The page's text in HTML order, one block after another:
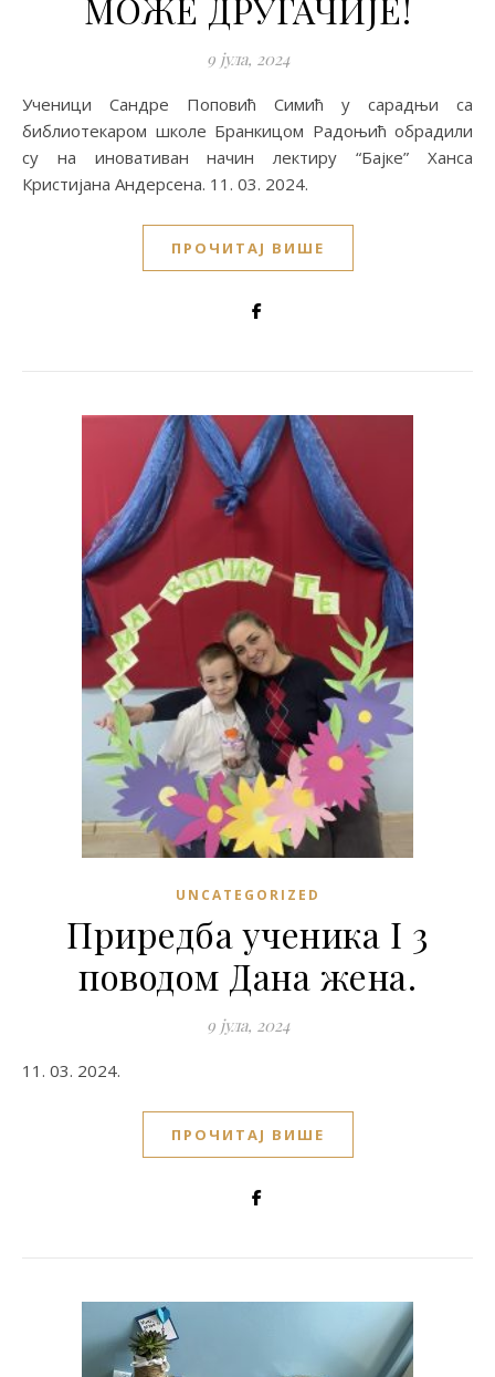
9 јула, 2024
Ученици Сандре Поповић Симић у сарадњи са
библиотекаром школе Бранкицом Радоњић обрадили
су на иновативан начин лектиру “Бајке” Ханса
Кристијана Андерсена. 11. 03. 2024.
ПРОЧИТАЈ ВИШЕ
UNCATEGORIZED
Приредба ученика I 3
поводом Дана жена.
9 јула, 2024
11. 03. 2024.
ПРОЧИТАЈ ВИШЕ